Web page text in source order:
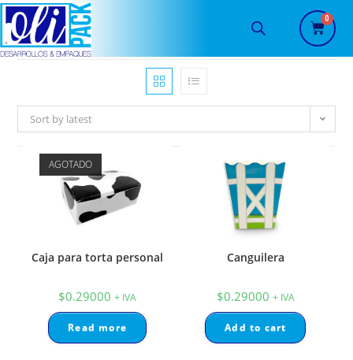
Sort by latest
AGOTADO
Caja para torta personal
$0.29000 + IVA
Read more
Canguilera
$0.29000 + IVA
Add to cart